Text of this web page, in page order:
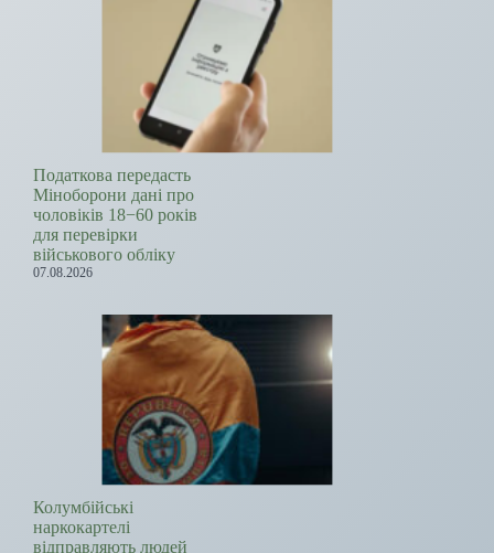
Податкова передасть
Міноборони дані про
чоловіків 18−60 років
для перевірки
військового обліку
07.08.2026
Колумбійські
наркокартелі
відправляють людей